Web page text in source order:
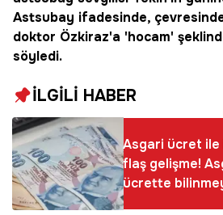
Astsubay ifadesinde,
doktor Özkiraz'a 'hocam'
söyledi.
İLGİLİ HABER
Asgari ücret ile
flaş gelişme!
ücrette
detay ortaya